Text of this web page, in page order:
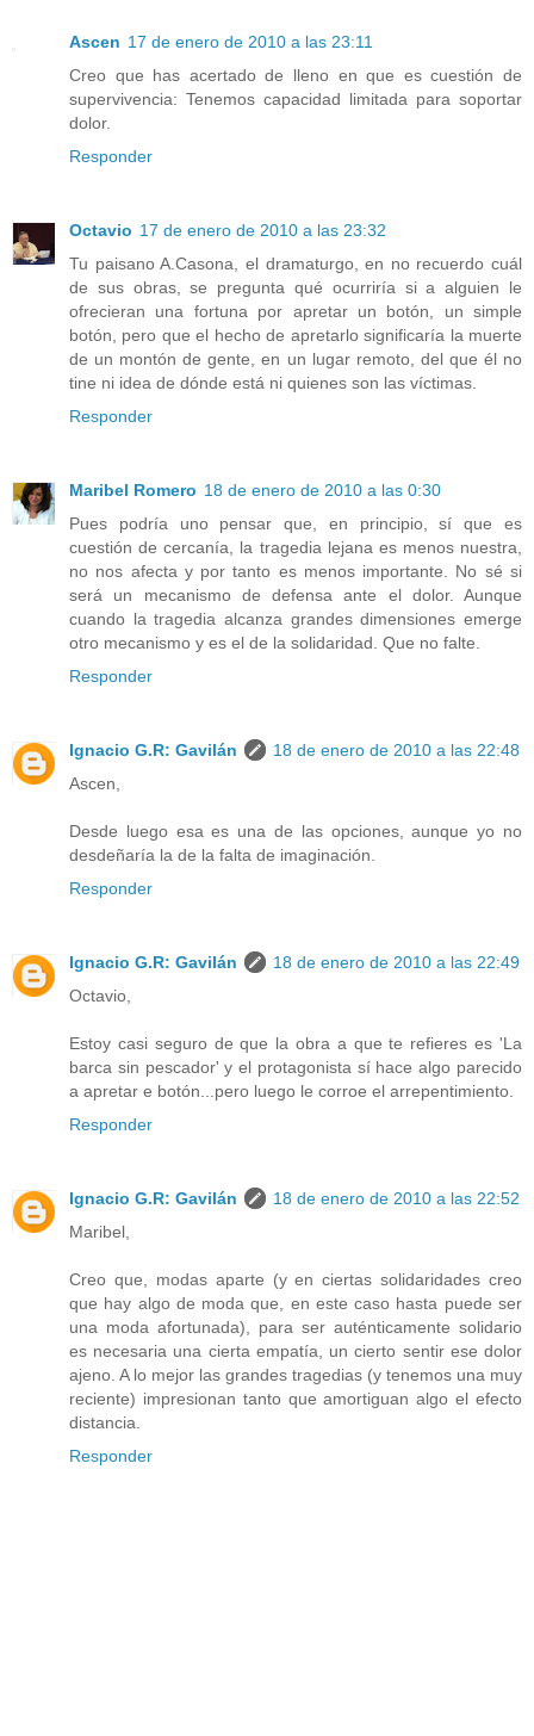
Ascen 17 de enero de 2010 a las 23:11
Creo que has acertado de lleno en que es cuestión de
supervivencia: Tenemos capacidad limitada para soportar
dolor.
Responder
Octavio 17 de enero de 2010 a las 23:32
Tu paisano A.Casona, el dramaturgo, en no recuerdo cuál
de sus obras, se pregunta qué ocurriría si a alguien le
ofrecieran una fortuna por apretar un botón, un simple
botón, pero que el hecho de apretarlo significaría la muerte
de un montón de gente, en un lugar remoto, del que él no
tine ni idea de dónde está ni quienes son las víctimas.
Responder
Maribel Romero 18 de enero de 2010 a las 0:30
Pues podría uno pensar que, en principio, sí que es
cuestión de cercanía, la tragedia lejana es menos nuestra,
no nos afecta y por tanto es menos importante. No sé si
será un mecanismo de defensa ante el dolor. Aunque
cuando la tragedia alcanza grandes dimensiones emerge
otro mecanismo y es el de la solidaridad. Que no falte.
Responder
Ignacio G.R: Gavilán
18 de enero de 2010 a las 22:48
Ascen,
Desde luego esa es una de las opciones, aunque yo no
desdeñaría la de la falta de imaginación.
Responder
Ignacio G.R: Gavilán
18 de enero de 2010 a las 22:49
Octavio,
Estoy casi seguro de que la obra a que te refieres es 'La
barca sin pescador' y el protagonista sí hace algo parecido
a apretar e botón...pero luego le corroe el arrepentimiento.
Responder
Ignacio G.R: Gavilán
18 de enero de 2010 a las 22:52
Maribel,
Creo que, modas aparte (y en ciertas solidaridades creo
que hay algo de moda que, en este caso hasta puede ser
una moda afortunada), para ser auténticamente solidario
es necesaria una cierta empatía, un cierto sentir ese dolor
ajeno. A lo mejor las grandes tragedias (y tenemos una muy
reciente) impresionan tanto que amortiguan algo el efecto
distancia.
Responder